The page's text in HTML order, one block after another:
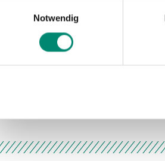
und die Zugriffe auf unsere Website
Notwendig
2023